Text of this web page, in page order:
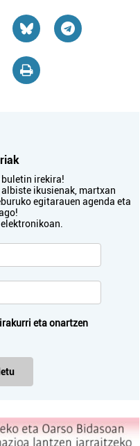
irekira!
ikusienak, martxan
egitarauen agenda eta
irakurri eta onartzen